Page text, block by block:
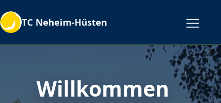
TC Neheim-Hüsten
Willkommen